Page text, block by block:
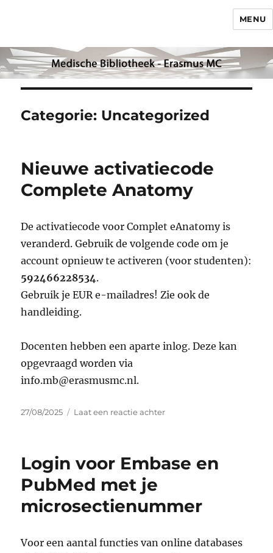
MENU
Categorie: Uncategorized
Nieuwe activatiecode
Complete Anatomy
De activatiecode voor Complet eAnatomy is
veranderd. Gebruik de volgende code om je
account opnieuw te activeren (voor studenten):
592466228534.
Gebruik je EUR e-mailadres! Zie ook de
handleiding.
Docenten hebben een aparte inlog. Deze kan
opgevraagd worden via
info.mb@erasmusmc.nl.
Geplaatst
27/08/2025 Laat een reactie achterop
Anatomy
Login voor Embase en
PubMed met je
microsectienummer
Voor een aantal functies van online databases